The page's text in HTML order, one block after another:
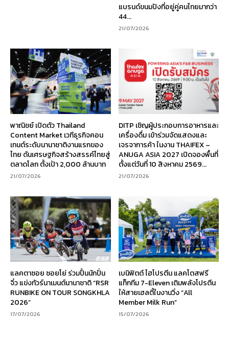
แบรนด์ขนมปังที่อยู่คู่คนไทยมากว่า
44...
21/07/2026
พาณิชย์ เปิดตัว Thailand
Content Market เวทีธุรกิจคอน
เทนต์ระดับนานาชาติงานแรกของ
ไทย ดันเศรษฐกิจสร้างสรรค์ไทยสู่
ตลาดโลก ตั้งเป้า 2,000 ล้านบาท
21/07/2026
DITP เชิญผู้ประกอบการอาหารและ
เครื่องดื่ม เข้าร่วมจัดแสดงและ
เจรจาการค้า ในงาน THAIFEX –
ANUGA ASIA 2027 เปิดจองพื้นที่
ตั้งแต่วันที่ 10 สิงหาคม 2569...
21/07/2026
แลคตาซอย ซอยโย่ ร่วมปั้นนักปั่น
จิ๋ว แข่งทัวร์นาเมนต์นานาชาติ “RSR
RUNBIKE ON TOUR SONGKHLA
2026”
17/07/2026
เบนิฟิตต์ ไฮโปรตีน แลคโตสฟรี
แท็กทีม 7-Eleven เติมพลังโปรตีน
ให้สายเฮลตี้ในงานวิ่ง “All
Member Milk Run”
15/07/2026